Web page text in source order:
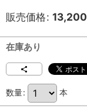
販売価格: 13,200
在庫あり
数量: 本